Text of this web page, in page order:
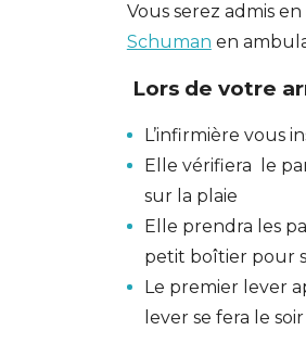
Vous serez admis
Schuman en
Lors de votre
L’infirmière vous
Elle vérifiera le
sur la plaie
Elle prendra les
petit boîtier pour
Le premier lever
lever se fera le